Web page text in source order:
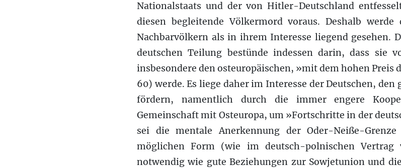
Nationalstaats und der von Hitler-Deutschland
diesen begleitende Völkermord voraus. Deshalb
Nachbarvölkern als in ihrem Interesse liegend gesehen.
deutschen Teilung bestünde indessen darin, dass sie
insbesondere den osteuropäischen, »mit dem hohen Preis
60) werde. Es liege daher im Interesse der Deutschen, den
fördern, namentlich durch die immer engere
Gemeinschaft mit Osteuropa, um »Fortschritte in der
sei die mentale Anerkennung der Oder-Neiße-
möglichen Form (wie im deutsch-polnischen Vertrag
notwendig wie gute Beziehungen zur Sowjetunion und